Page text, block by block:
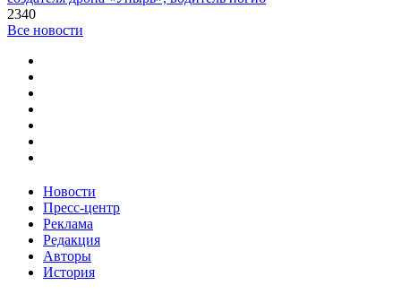
2340
Все новости
Новости
Пресс-центр
Реклама
Редакция
Авторы
История